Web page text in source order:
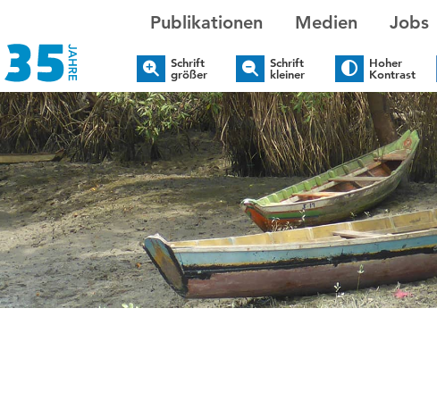
Publikationen Medien Jobs
Schrift
größer
Schrift
kleiner
Hoher
Kontrast